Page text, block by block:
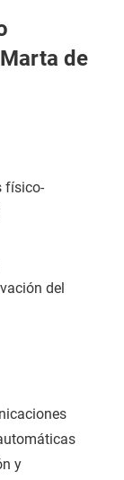
de
físico-
del
y